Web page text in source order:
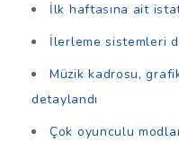
İlk haftasına ait
İlerleme sistemleri
Müzik kadrosu,
detaylandı
Çok oyunculu